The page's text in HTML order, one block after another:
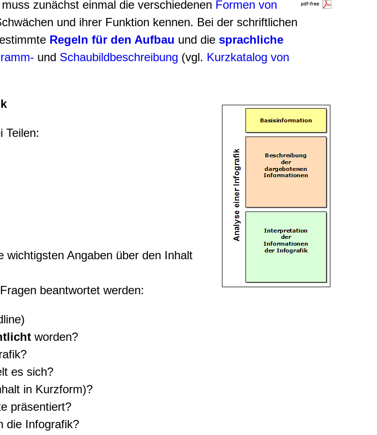
zunächst einmal die verschiedenen Formen von
und ihrer Funktion kennen. Bei der schriftlichen
Regeln für den Aufbau und die sprachliche
und Schaubildbeschreibung (vgl. Kurzkatalog von
Teilen:
wichtigsten Angaben über den Inhalt
beantwortet werden:
worden?
es sich?
in Kurzform)?
präsentiert?
die Infografik?